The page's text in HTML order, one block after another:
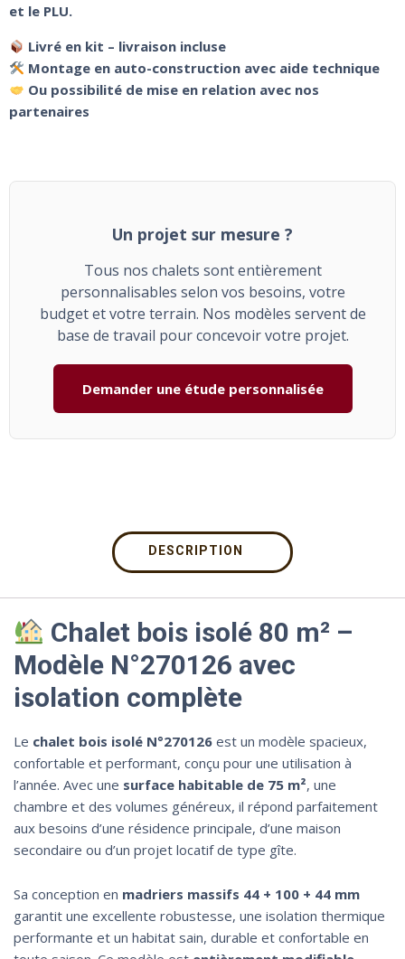
et le PLU.
Livré en kit – livraison incluse
Montage en auto-construction avec aide technique
Ou possibilité de mise en relation avec nos
partenaires
Un projet sur mesure ?
Tous nos chalets sont entièrement
personnalisables selon vos besoins, votre
budget et votre terrain. Nos modèles servent de
base de travail pour concevoir votre projet.
Demander une étude personnalisée
DESCRIPTION
Chalet bois isolé 80 m² –
Modèle N°270126 avec
isolation complète
Le chalet bois isolé N°270126 est un modèle spacieux,
confortable et performant, conçu pour une utilisation à
l’année. Avec une surface habitable de 75 m², une
chambre et des volumes généreux, il répond parfaitement
aux besoins d’une résidence principale, d’une maison
secondaire ou d’un projet locatif de type gîte.
Sa conception en madriers massifs 44 + 100 + 44 mm
garantit une excellente robustesse, une isolation thermique
performante et un habitat sain, durable et confortable en